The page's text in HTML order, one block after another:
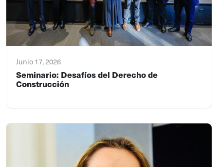
Junio 17, 2026
Seminario: Desafíos del Derecho de
Construcción